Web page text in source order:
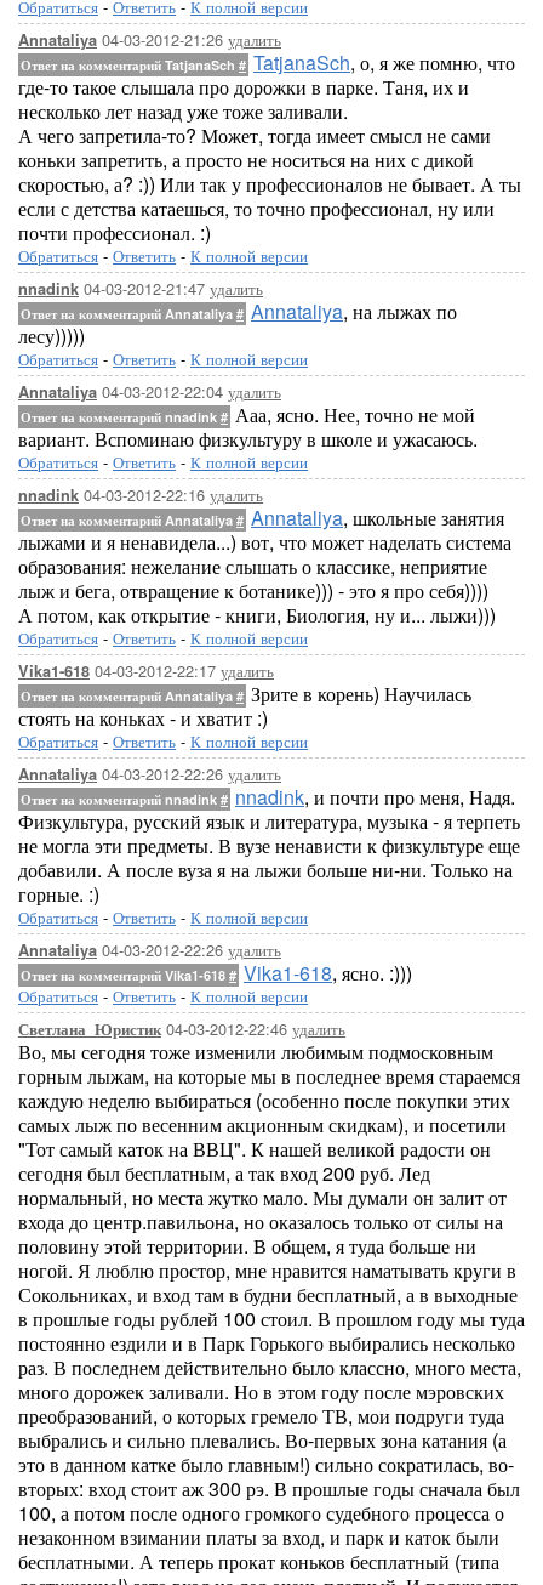
Обратиться - Ответить - К полной версии
Annataliya 04-03-2012-21:26 удалить
Ответ на комментарий TatjanaSch # TatjanaSch, о, я же помню, что
где-то такое слышала про дорожки в парке. Таня, их и
несколько лет назад уже тоже заливали.
А чего запретила-то? Может, тогда имеет смысл не сами
коньки запретить, а просто не носиться на них с дикой
скоростью, а? :)) Или так у профессионалов не бывает. А ты
если с детства катаешься, то точно профессионал, ну или
почти профессионал. :)
Обратиться - Ответить - К полной версии
nnadink 04-03-2012-21:47 удалить
Ответ на комментарий Annataliya # Annataliya, на лыжах по
лесу)))))
Обратиться - Ответить - К полной версии
Annataliya 04-03-2012-22:04 удалить
Ответ на комментарий nnadink # Ааа, ясно. Нее, точно не мой
вариант. Вспоминаю физкультуру в школе и ужасаюсь.
Обратиться - Ответить - К полной версии
nnadink 04-03-2012-22:16 удалить
Ответ на комментарий Annataliya # Annataliya, школьные занятия
лыжами и я ненавидела...) вот, что может наделать система
образования: нежелание слышать о классике, неприятие
лыж и бега, отвращение к ботанике))) - это я про себя))))
А потом, как открытие - книги, Биология, ну и... лыжи)))
Обратиться - Ответить - К полной версии
Vika1-618 04-03-2012-22:17 удалить
Ответ на комментарий Annataliya # Зрите в корень) Научилась
стоять на коньках - и хватит :)
Обратиться - Ответить - К полной версии
Annataliya 04-03-2012-22:26 удалить
Ответ на комментарий nnadink # nnadink, и почти про меня, Надя.
Физкультура, русский язык и литература, музыка - я терпеть
не могла эти предметы. В вузе ненависти к физкультуре еще
добавили. А после вуза я на лыжи больше ни-ни. Только на
горные. :)
Обратиться - Ответить - К полной версии
Annataliya 04-03-2012-22:26 удалить
Ответ на комментарий Vika1-618 # Vika1-618, ясно. :)))
Обратиться - Ответить - К полной версии
Светлана_Юристик04-03-2012-22:46 удалить
Во, мы сегодня тоже изменили любимым подмосковным
горным лыжам, на которые мы в последнее время стараемся
каждую неделю выбираться (особенно после покупки этих
самых лыж по весенним акционным скидкам), и посетили
"Тот самый каток на ВВЦ". К нашей великой радости он
сегодня был бесплатным, а так вход 200 руб. Лед
нормальный, но места жутко мало. Мы думали он залит от
входа до центр.павильона, но оказалось только от силы на
половину этой территории. В общем, я туда больше ни
ногой. Я люблю простор, мне нравится наматывать круги в
Сокольниках, и вход там в будни бесплатный, а в выходные
в прошлые годы рублей 100 стоил. В прошлом году мы туда
постоянно ездили и в Парк Горького выбирались несколько
раз. В последнем действительно было классно, много места,
много дорожек заливали. Но в этом году после мэровских
преобразований, о которых гремело ТВ, мои подруги туда
выбрались и сильно плевались. Во-первых зона катания (а
это в данном катке было главным!) сильно сократилась, во-
вторых: вход стоит аж 300 рэ. В прошлые годы сначала был
100, а потом после одного громкого судебного процесса о
незаконном взимании платы за вход, и парк и каток были
бесплатными. А теперь прокат коньков бесплатный (типа